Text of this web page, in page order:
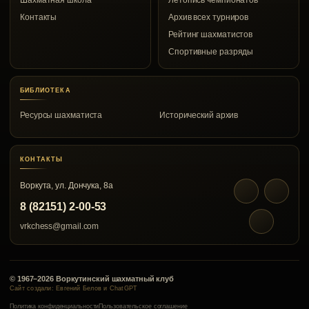
Контакты
Архив всех турниров
Рейтинг шахматистов
Спортивные разряды
БИБЛИОТЕКА
Ресурсы шахматиста Исторический архив
КОНТАКТЫ
Воркута, ул. Дончука, 8а
8 (82151) 2-00-53
vrkchess@gmail.com
© 1967–2026 Воркутинский шахматный клуб
Сайт создали: Евгений Белов и ChatGPT
Политика конфиденциальностиПользовательское соглашение